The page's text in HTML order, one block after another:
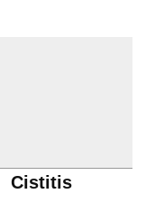
Cistitis